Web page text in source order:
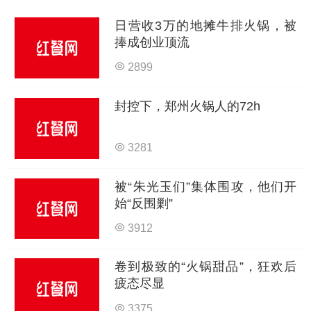
日营收3万的地摊牛排火锅，被
捧成创业顶流
2899
封控下，郑州火锅人的72h
3281
被“朱光玉们”集体围攻，他们开
始“反围剿”
3912
卷到极致的“火锅甜品”，狂欢后
疲态尽显
3375